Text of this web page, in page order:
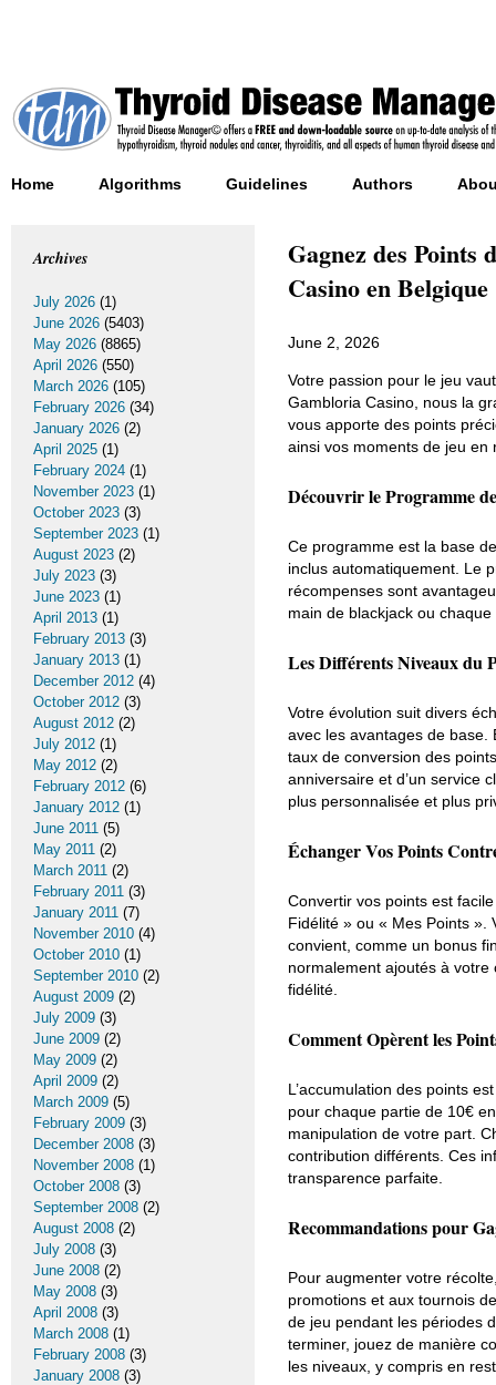
Home Algorithms Guidelines Authors
Gagnez des Points
Casino en Belgique
June 2, 2026
Votre passion pour le jeu
Gambloria Casino, nous la
vous apporte des points
ainsi vos moments de jeu en
Découvrir le Programme
Ce programme est la base
inclus automatiquement. Le
récompenses sont
main de blackjack ou
Les Différents Niveaux du
Votre évolution suit divers
avec les avantages de base.
taux de conversion des
anniversaire et d’un service
plus personnalisée et plus
Échanger Vos Points
Convertir vos points est
Fidélité » ou « Mes Points ».
convient, comme un bonus
normalement ajoutés à
fidélité.
Comment Opèrent les
L’accumulation des points
pour chaque partie de 10€
manipulation de votre part.
contribution différents. Ces
transparence parfaite.
Recommandations pour
Pour augmenter votre
promotions et aux tournois
de jeu pendant les périodes
terminer, jouez de manière
les niveaux, y compris en
Archives
July 2026 (1)
June 2026 (5403)
May 2026 (8865)
April 2026 (550)
March 2026 (105)
February 2026 (34)
January 2026 (2)
April 2025 (1)
February 2024 (1)
November 2023 (1)
October 2023 (3)
September 2023 (1)
August 2023 (2)
July 2023 (3)
June 2023 (1)
April 2013 (1)
February 2013 (3)
January 2013 (1)
December 2012 (4)
October 2012 (3)
August 2012 (2)
July 2012 (1)
May 2012 (2)
February 2012 (6)
January 2012 (1)
June 2011 (5)
May 2011 (2)
March 2011 (2)
February 2011 (3)
January 2011 (7)
November 2010 (4)
October 2010 (1)
September 2010 (2)
August 2009 (2)
July 2009 (3)
June 2009 (2)
May 2009 (2)
April 2009 (2)
March 2009 (5)
February 2009 (3)
December 2008 (3)
November 2008 (1)
October 2008 (3)
September 2008 (2)
August 2008 (2)
July 2008 (3)
June 2008 (2)
May 2008 (3)
April 2008 (3)
March 2008 (1)
February 2008 (3)
January 2008 (3)